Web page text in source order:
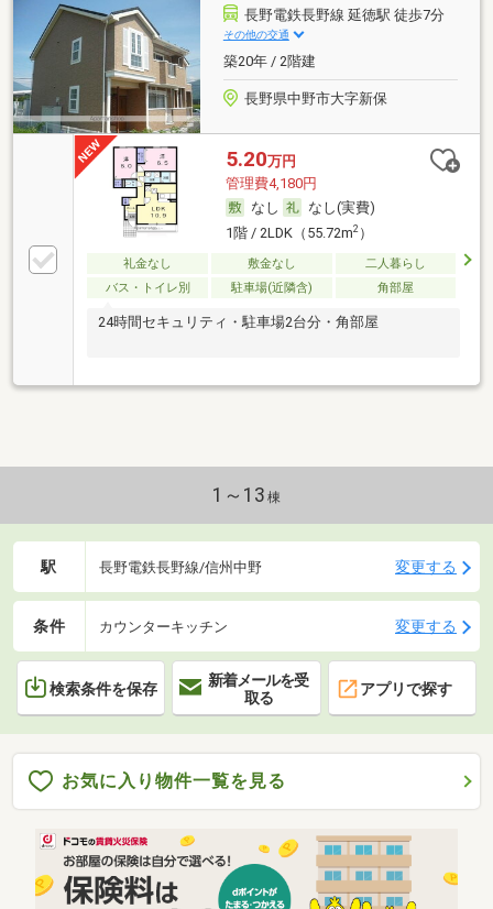
長野電鉄長野線 延徳駅 徒歩7分
その他の交通
築20年 / 2階建
長野県中野市大字新保
5.20万円
管理費4,180円
なし
なし(実費)
1階 / 2LDK（55.72m2）
礼金なし 敷金なし
二人暮らし
バス・トイレ別
駐車場(近隣含) 角部屋
24時間セキュリティ・駐車場2台分・角部屋
1～13 棟
駅 長野電鉄長野線/信州中野 変更する
条件 カウンターキッチン 変更する
検索条件を保存
新着メールを受
取る
アプリで探す
お気に入り物件一覧を見る